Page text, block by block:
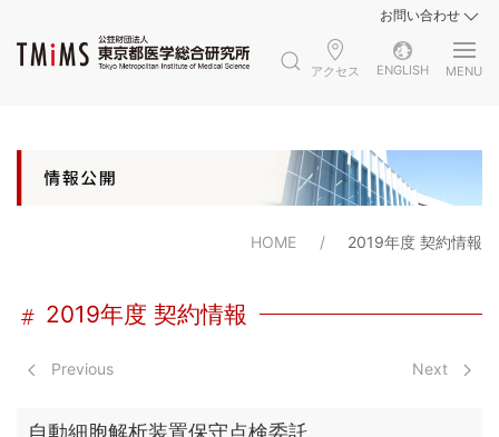
お問い合わせ
アクセス ENGLISH MENU
HOME 2019年度 契約情報
2019年度 契約情報
Previous Next
自動細胞解析装置保守点検委託